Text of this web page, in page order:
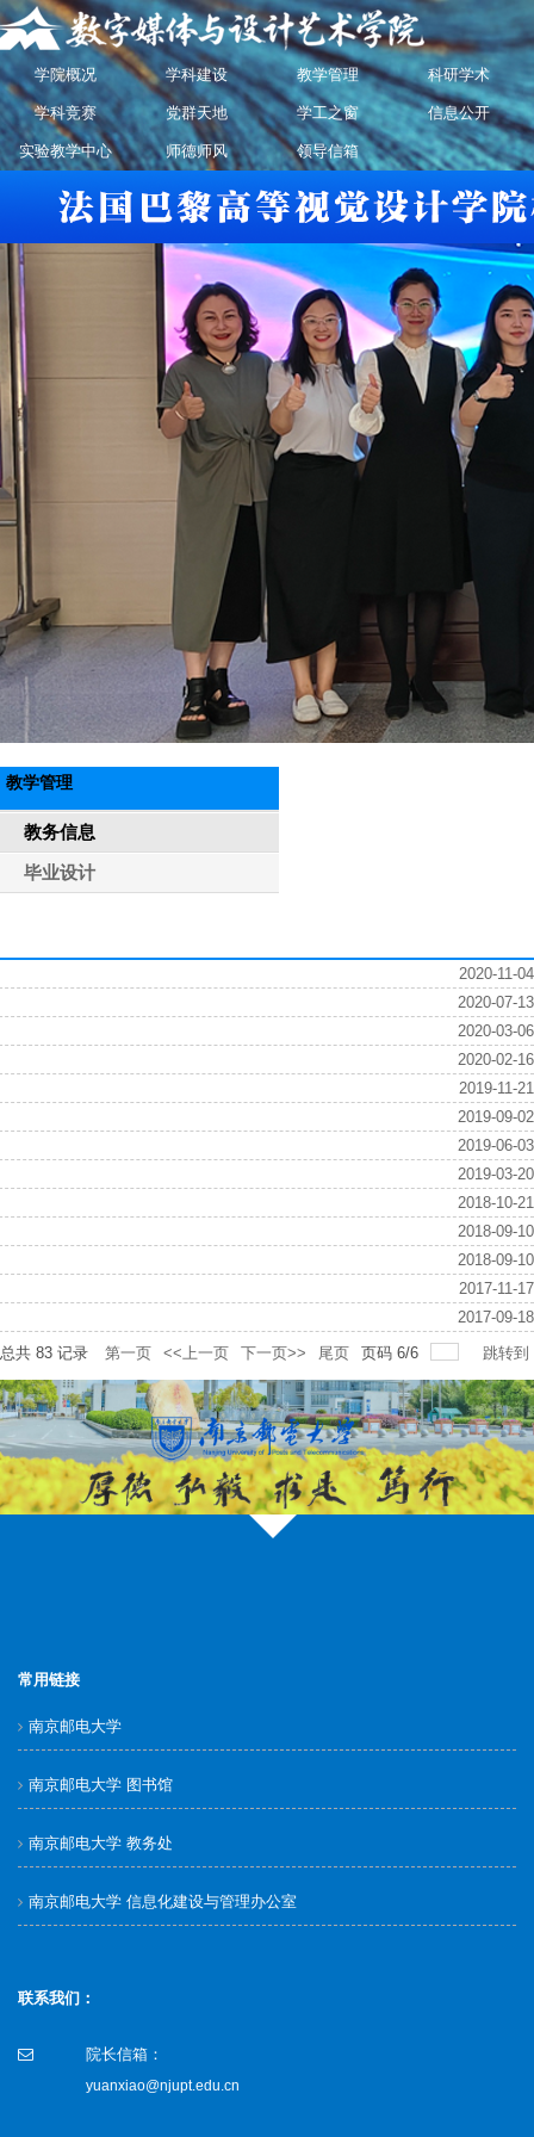
学院概况 学科建设 教学管理 科研学术
学科竞赛 党群天地 学工之窗 信息公开
实验教学中心 师德师风 领导信箱
教学管理
教务信息
毕业设计
2020-11-04
2020-07-13
2020-03-06
2020-02-16
2019-11-21
2019-09-02
2019-06-03
2019-03-20
2018-10-21
2018-09-10
2018-09-10
2017-11-17
2017-09-18
总共 83 记录 第一页 <<上一页 下一页>> 尾页 页码 6/6 跳转到
常用链接
南京邮电大学
南京邮电大学 图书馆
南京邮电大学 教务处
南京邮电大学 信息化建设与管理办公室
联系我们：
院长信箱：
yuanxiao@njupt.edu.cn